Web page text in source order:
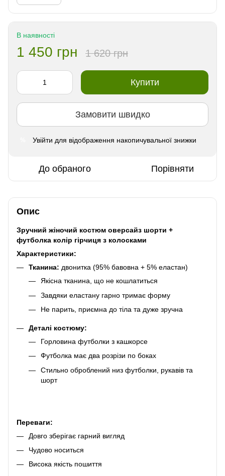
В наявності
1 450 грн 1 620 грн
Купити
Замовити швидко
Увійти для відображення накопичувальної знижки
До обраного Порівняти
Опис
Зручний жіночий костюм оверсайз шорти +
футболка колір гірчиця з колосками
Характеристики:
Тканина: двонитка (95% бавовна + 5% еластан)
Якісна тканина, що не кошлатиться
Завдяки еластану гарно тримає форму
Не парить, приємна до тіла та дуже зручна
Деталі костюму:
Горловина футболки з кашкорсе
Футболка має два розрізи по боках
Стильно оброблений низ футболки, рукавів та
шорт
Переваги:
Довго зберігає гарний вигляд
Чудово носиться
Висока якість пошиття